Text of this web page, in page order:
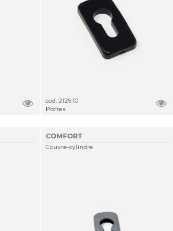
cod. 2129.10
Portes
COMFORT
Couvre-cylindre